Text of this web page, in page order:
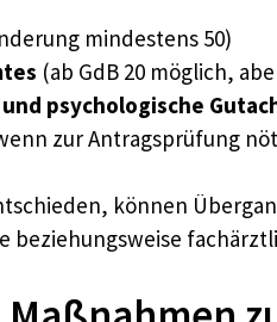
mindestens 50)
(ab GdB 20 möglich,
psychologische
zur Antragsprüfung
können